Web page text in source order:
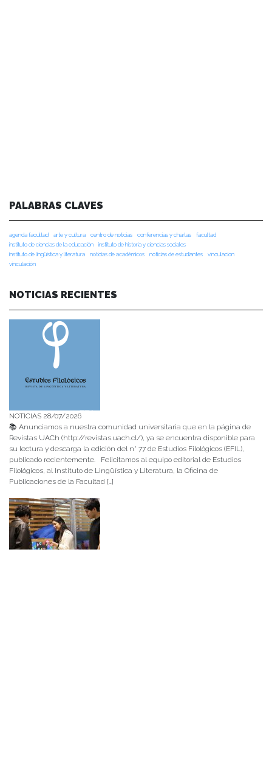
PALABRAS CLAVES
agenda facultad arte y cultura centro de noticias conferencias y charlas
facultad
instituto de ciencias de la educación
instituto de historia y ciencias sociales
instituto de lingüística y literatura
noticias de académicos noticias de estudiantes
vinculacion
vinculación
NOTICIAS RECIENTES
NOTICIAS 28/07/2026
📚 Anunciamos a nuestra comunidad universitaria que en la página de
Revistas UACh (http://revistas.uach.cl/), ya se encuentra disponible para
su lectura y descarga la edición del n° 77 de Estudios Filológicos (EFIL),
publicado recientemente. Felicitamos al equipo editorial de Estudios
Filológicos, al Instituto de Lingüística y Literatura, la Oficina de
Publicaciones de la Facultad […]